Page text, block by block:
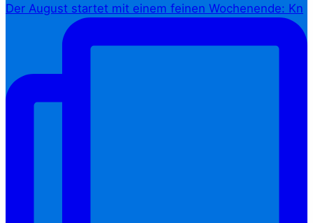
Der August startet mit einem feinen Wochenende: Kn